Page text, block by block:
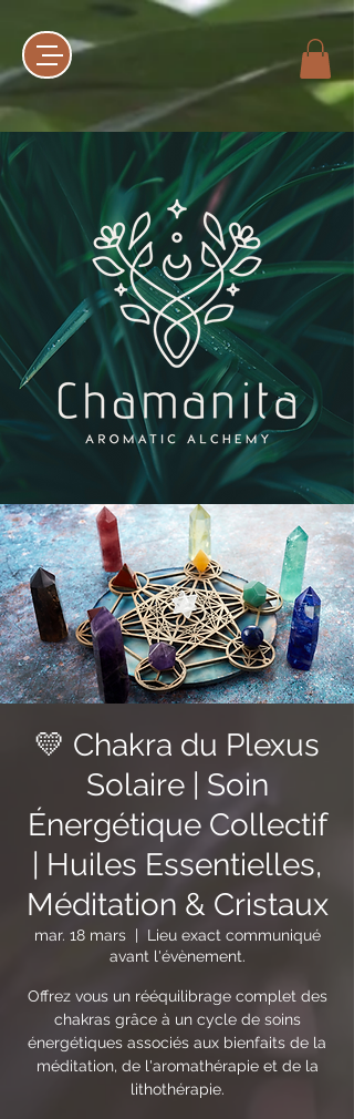
💛 Chakra du Plexus
Solaire | Soin
Énergétique Collectif
| Huiles Essentielles,
Méditation & Cristaux
mar. 18 mars
  |
Lieu exact communiqué
avant l'évènement.
Offrez vous un rééquilibrage complet des
chakras grâce à un cycle de soins
énergétiques associés aux bienfaits de la
méditation, de l'aromathérapie et de la
lithothérapie.